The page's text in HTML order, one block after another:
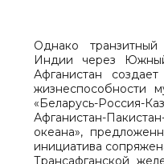
Однако
Индии через
Афганистан
жизнеспособности
«Беларусь-Россия-
Афганистан-
океана»,
инициатива
Трансафганской